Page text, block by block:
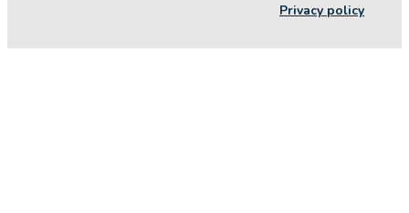
Privacy policy